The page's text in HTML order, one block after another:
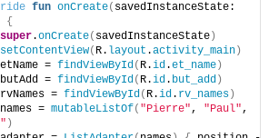
fun onCreate( savedInstanceState:
{
super.onCreate( savedInstanceState )
setContentView( R. layout .activity_main )
=
findViewById( R.id.et_name )
=
findViewById( R.id. but_add )
=
findViewById( R.id. rv_names )
=
mutableListOf( "Pierre", "Paul"
)